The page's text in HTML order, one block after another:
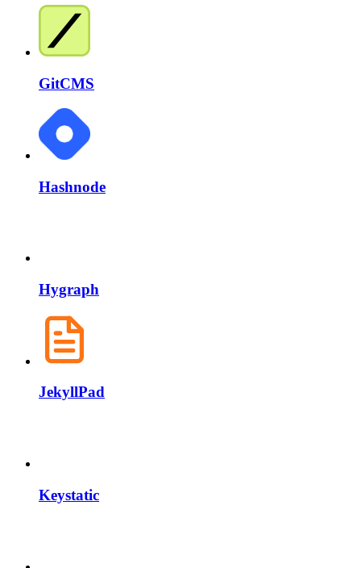
GitCMS
Hashnode
Hygraph
JekyllPad
Keystatic